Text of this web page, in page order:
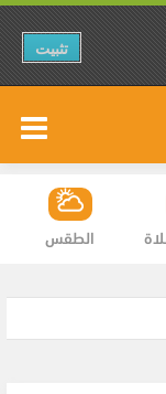
تثبيت
الطقس